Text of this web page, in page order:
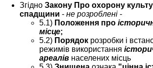
Згідно Закону Про охорону
спадщини - не розроблені -
5.1) Положення про
місце;
5.2) Порядок розробки і
режимів використання
ареалів населених місць